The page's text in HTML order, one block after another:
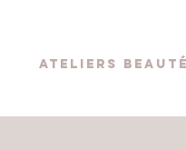
ateliers